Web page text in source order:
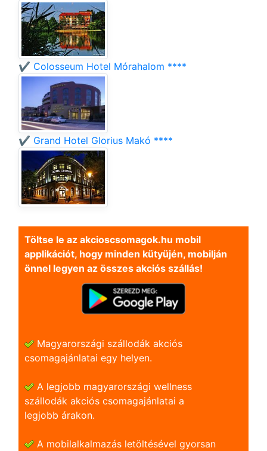
✔️ Colosseum Hotel Mórahalom ****
✔️ Grand Hotel Glorius Makó ****
Töltse le az akcioscsomagok.hu mobil
applikációt, hogy minden kütyüjén, mobilján
önnel legyen az összes akciós szállás!
Magyarországi szállodák akciós
csomagajánlatai egy helyen.
A legjobb magyarországi wellness
szállodák akciós csomagajánlatai a
legjobb árakon.
A mobilalkalmazás letöltésével gyorsan